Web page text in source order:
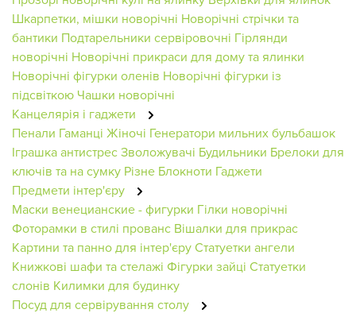
Шкарпетки, мішки новорічні Новорічні стрічки та
бантики Подтарельники сервіровочні Гірлянди
новорічні Новорічні прикраси для дому та ялинки
Новорічні фігурки оленів Новорічні фігурки із
підсвіткою Чашки новорічні
Канцелярія і гаджети
Пенали Гаманці Жіночі Генератори мильних бульбашок
Іграшка антистресЗволожувачі Будильники Брелоки для
ключів та на сумку Різне Блокноти Гаджети
Предмети інтер'єру
Маски венецианские - фигурки Гілки новорічні
Фоторамки в стилі прованс Вішалки для прикрас
Картини та панно для інтер'єруСтатуетки ангели
Книжкові шафи та стелажі Фігурки зайці Статуетки
слонів Килимки для будинку
Посуд для сервірування столу